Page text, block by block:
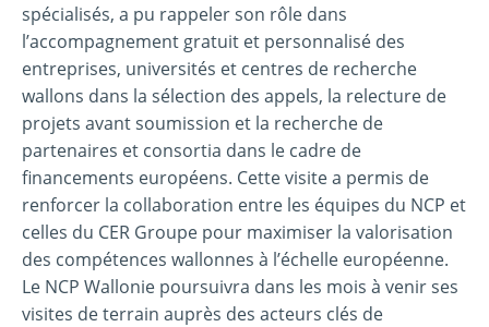
spécialisés, a pu rappeler son rôle dans
l’accompagnement gratuit et personnalisé des
entreprises, universités et centres de recherche
wallons dans la sélection des appels, la relecture de
projets avant soumission et la recherche de
partenaires et consortia dans le cadre de
financements européens. Cette visite a permis de
renforcer la collaboration entre les équipes du NCP et
celles du CER Groupe pour maximiser la valorisation
des compétences wallonnes à l’échelle européenne.
Le NCP Wallonie poursuivra dans les mois à venir ses
visites de terrain auprès des acteurs clés de